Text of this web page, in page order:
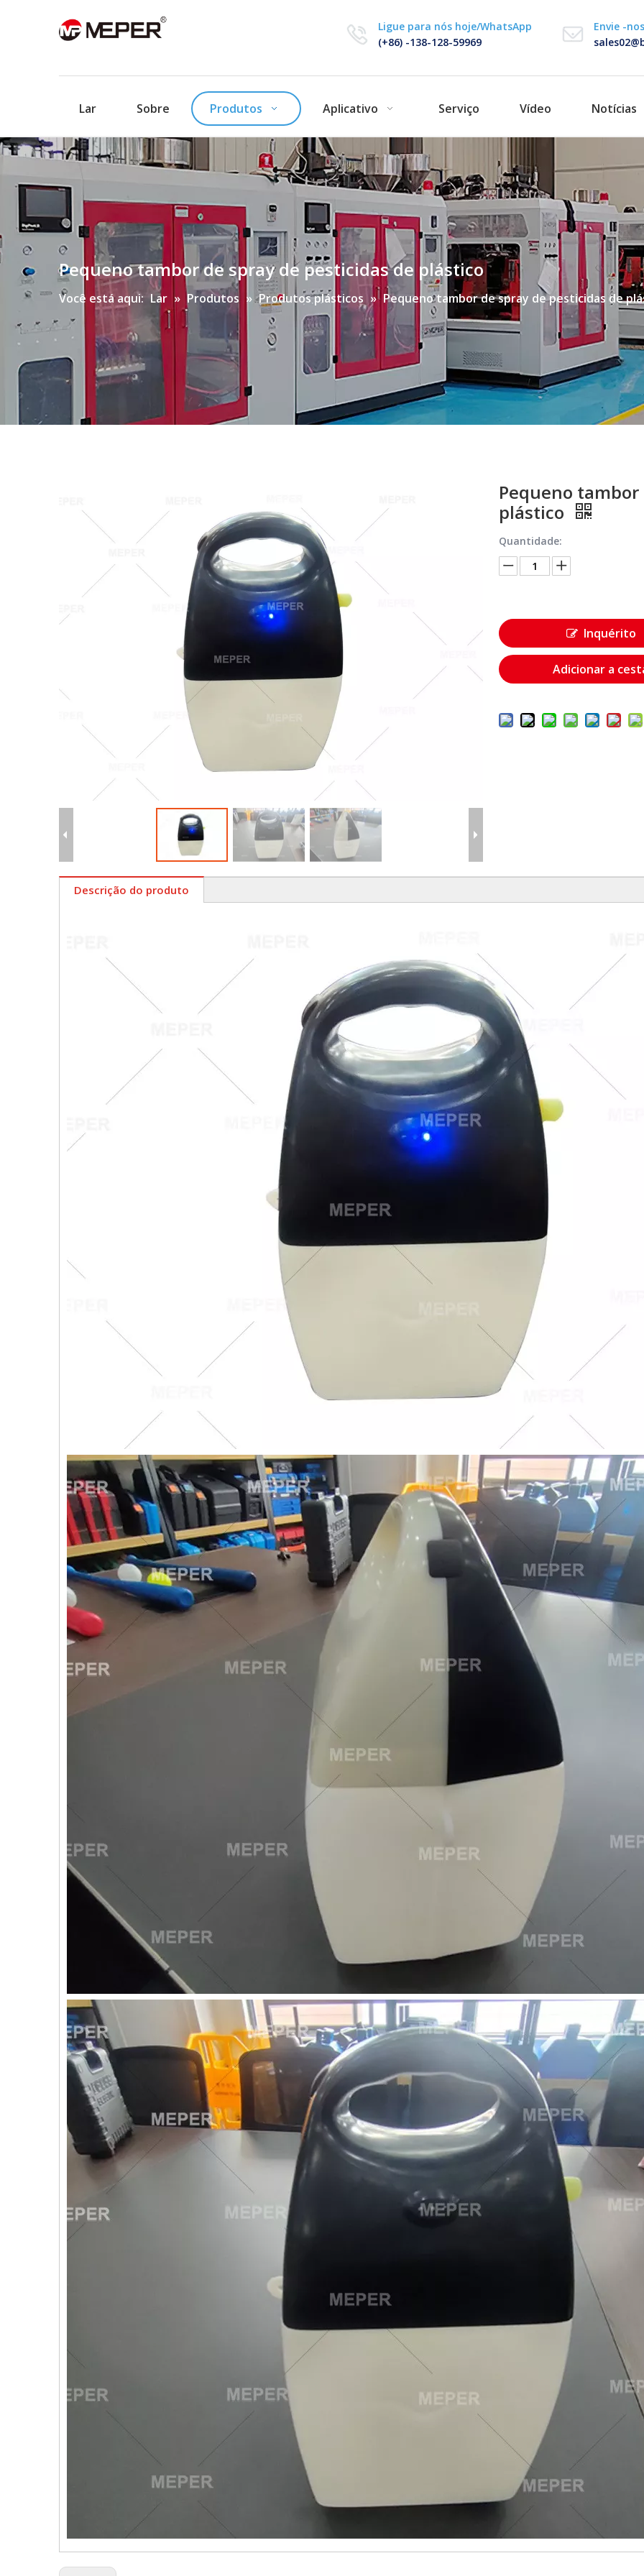
Ligue para nós hoje/WhatsApp
(+86) -138-128-59969
Envie -nos
Lar Sobre Produtos Aplicativo Serviço Vídeo Notícias
Pequeno tambor de spray de pesticidas de plástico
Você está aqui: Lar » Produtos » Produtos plásticos » Pequeno tambor de spray de pesticidas de
Pequeno
plástico
Quantidade:
Inquérito
Adicionar a
Descrição do produto